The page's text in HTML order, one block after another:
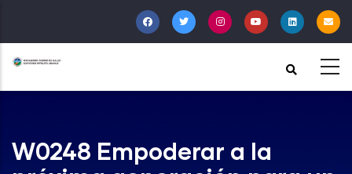
al
contenido
principal
W0248 Empoderar a la